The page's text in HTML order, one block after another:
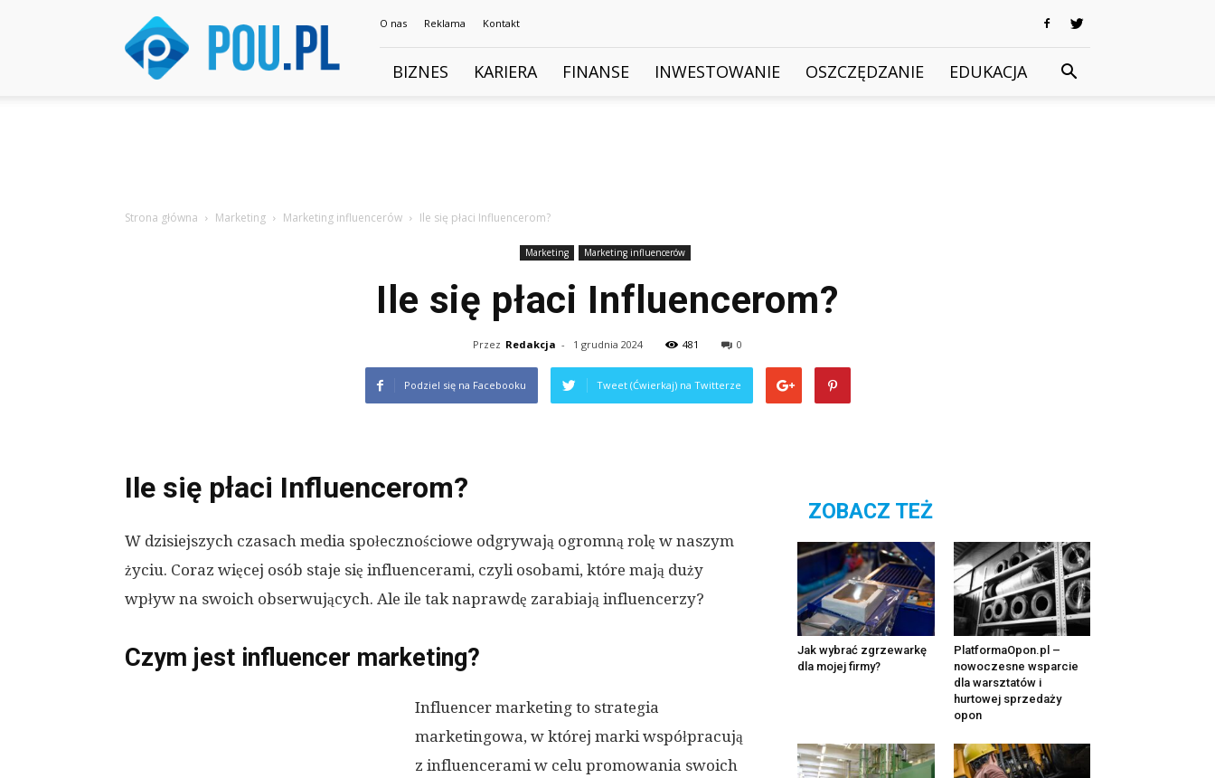
Pou.pl
O nas Reklama Kontakt
BIZNES KARIERA FINANSE INWESTOWANIE OSZCZĘDZANIE EDUKACJA
Strona główna Marketing Marketing influencerów Ile się płaci Influencerom?
Marketing Marketing influencerów
Ile się płaci Influencerom?
Przez Redakcja - 1 grudnia 2024 481 0
Podziel się na Facebooku Tweet (Ćwierkaj) na Twitterze
Ile się płaci Influencerom?
W dzisiejszych czasach media społecznościowe odgrywają ogromną rolę w naszym
życiu. Coraz więcej osób staje się influencerami, czyli osobami, które mają duży
wpływ na swoich obserwujących. Ale ile tak naprawdę zarabiają influencerzy?
Czym jest influencer marketing?
Influencer marketing to strategia
marketingowa, w której marki współpracują
z influencerami w celu promowania swoich
ZOBACZ TEŻ
Jak wybrać zgrzewarkę
dla mojej firmy?
PlatformaOpon.pl –
nowoczesne wsparcie
dla warsztatów i
hurtowej sprzedaży
opon